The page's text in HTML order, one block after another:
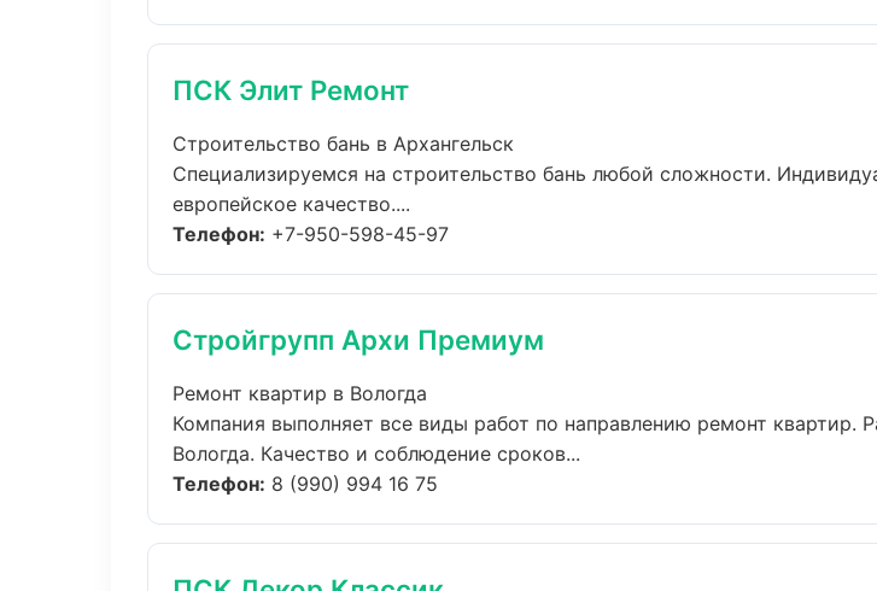
ПСК Элит Ремонт
Строительство бань в Архангельск
Специализируемся на строительство бань любой сложности.
европейское качество....
Телефон: +7-950-598-45-97
Стройгрупп Архи Премиум
Ремонт квартир в Вологда
Компания выполняет все виды работ по направлению ремонт
Вологда. Качество и соблюдение сроков...
Телефон: 8 (990) 994 16 75